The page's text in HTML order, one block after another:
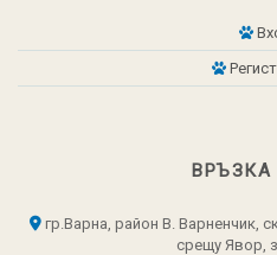
ВРЪЗКА
гр.Варна, район В. Варненчик,
срещу Явор,